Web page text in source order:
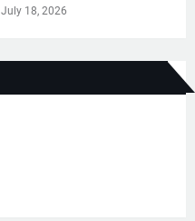
July 18, 2026